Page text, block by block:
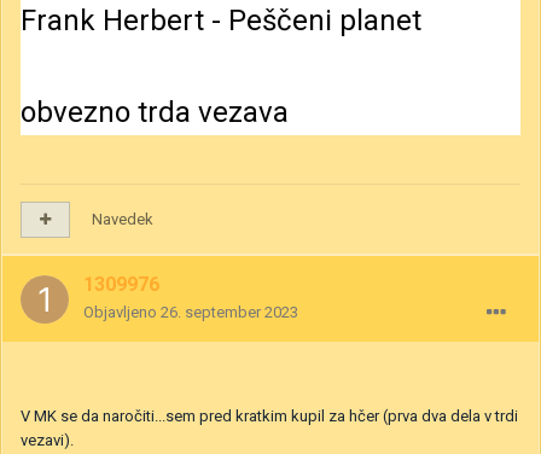
Frank Herbert - Peščeni planet
obvezno trda vezava
Navedek
1309976
Objavljeno 26. september 2023
V MK se da naročiti...sem pred kratkim kupil za hčer (prva dva dela v trdi
vezavi).